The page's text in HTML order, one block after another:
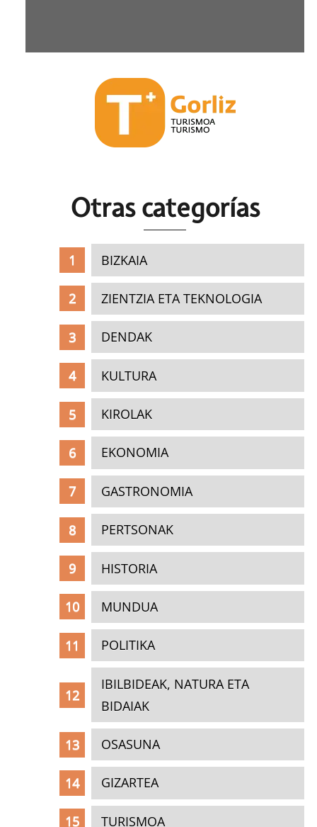
Otras categorías
BIZKAIA
ZIENTZIA ETA TEKNOLOGIA
DENDAK
KULTURA
KIROLAK
EKONOMIA
GASTRONOMIA
PERTSONAK
HISTORIA
MUNDUA
POLITIKA
IBILBIDEAK, NATURA ETA
BIDAIAK
OSASUNA
GIZARTEA
TURISMOA